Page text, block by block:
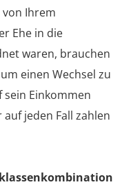
Ihrem
Ehe in die
waren, brauchen
einen Wechsel zu
Einkommen
jeden Fall zahlen